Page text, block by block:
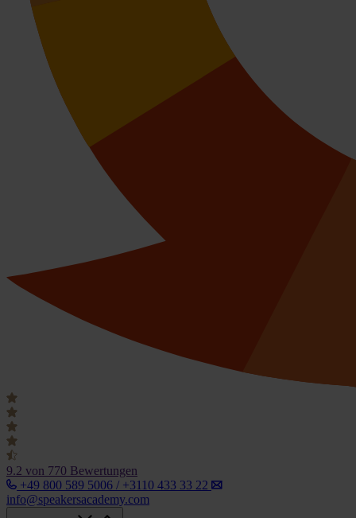
9.2 von 770 Bewertungen
+49 800 589 5006 / +3110 433 33 22
info@speakersacademy.com